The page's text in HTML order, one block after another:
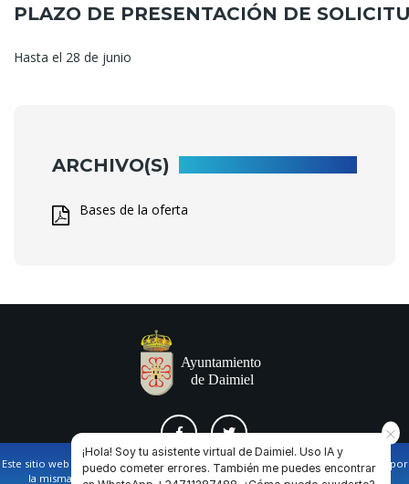
PLAZO DE PRESENTACIÓN DE
Hasta el 28 de junio
ARCHIVO(S)
Bases de la oferta
Este sitio web utiliza cookies propias y de terceros para facilitar la navegación por
la misma y obtener datos estadísticos de la navegación de los usuarios.
¡Hola! Soy tu asistente virtual de Daimiel. Uso IA y
puedo cometer errores. También me puedes encontrar